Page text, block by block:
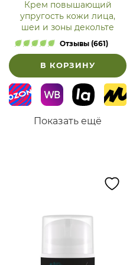
Крем повышающий
упругость кожи лица,
шеи и зоны декольте
Отзывы (661)
В КОРЗИНУ
Показать ещё